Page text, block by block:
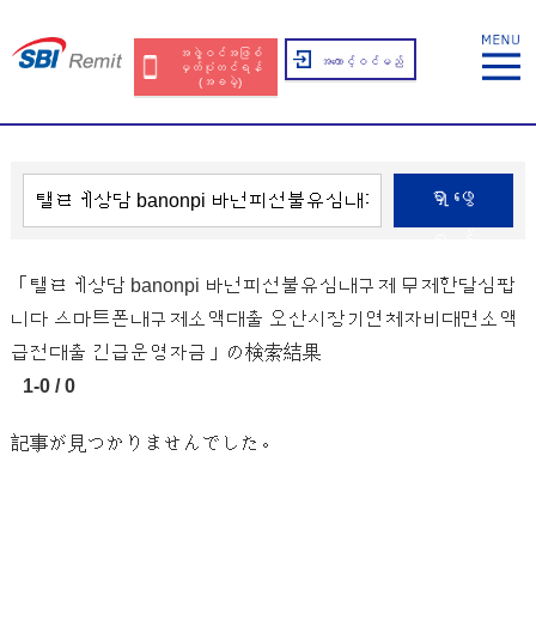
အဖွဲ့ဝင်အဖြစ်
မှတ်ပုံတင်ရန်
(အခမဲ့)
အကောင့်ဝင်မည်
ရှာဖွေ
「탤ㄹㅔ상담 banonpi 바넌피선불유심내구제 무제한달심팝
니다 스마트폰내구제소액대출 오산시장기연체자비대면소액
급전대출 긴급운영자금」の検索結果
1-0 / 0
記事が見つかりませんでした。